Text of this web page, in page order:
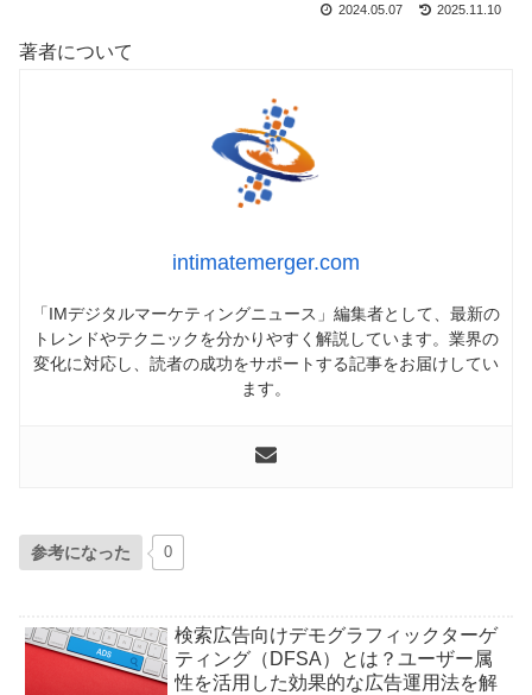
2024.05.07 2025.11.10
著者について
intimatemerger.com
「IMデジタルマーケティングニュース」編集者として、最新の
トレンドやテクニックを分かりやすく解説しています。業界の
変化に対応し、読者の成功をサポートする記事をお届けしてい
ます。
参考になった 0
検索広告向けデモグラフィックターゲ
ティング（DFSA）とは？ユーザー属
性を活用した効果的な広告運用法を解